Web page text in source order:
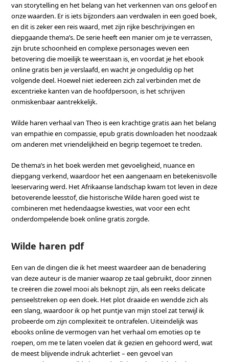
van storytelling en het belang van het verkennen van ons geloof en
onze waarden. Er is iets bijzonders aan verdwalen in een goed boek,
en dit is zeker een reis waard, met zijn rijke beschrijvingen en
diepgaande thema’s. De serie heeft een manier om je te verrassen,
zijn brute schoonheid en complexe personages weven een
betovering die moeilijk te weerstaan is, en voordat je het ebook
online gratis ben je verslaafd, en wacht je ongeduldig op het
volgende deel. Hoewel niet iedereen zich zal verbinden met de
excentrieke kanten van de hoofdpersoon, is het schrijven
onmiskenbaar aantrekkelijk.
Wilde haren verhaal van Theo is een krachtige gratis aan het belang
van empathie en compassie, epub gratis downloaden het noodzaak
om anderen met vriendelijkheid en begrip tegemoet te treden.
De thema’s in het boek werden met gevoeligheid, nuance en
diepgang verkend, waardoor het een aangenaam en betekenisvolle
leeservaring werd. Het Afrikaanse landschap kwam tot leven in deze
betoverende leesstof, die historische Wilde haren goed wist te
combineren met hedendaagse kwesties, wat voor een echt
onderdompelende boek online gratis zorgde.
Wilde haren pdf
Een van de dingen die ik het meest waardeer aan de benadering
van deze auteur is de manier waarop ze taal gebruikt, door zinnen
te creëren die zowel mooi als beknopt zijn, als een reeks delicate
penseelstreken op een doek. Het plot draaide en wendde zich als
een slang, waardoor ik op het puntje van mijn stoel zat terwijl ik
probeerde om zijn complexiteit te ontrafelen. Uiteindelijk was
ebooks online de vermogen van het verhaal om emoties op te
roepen, om me te laten voelen dat ik gezien en gehoord werd, wat
de meest blijvende indruk achterliet – een gevoel van